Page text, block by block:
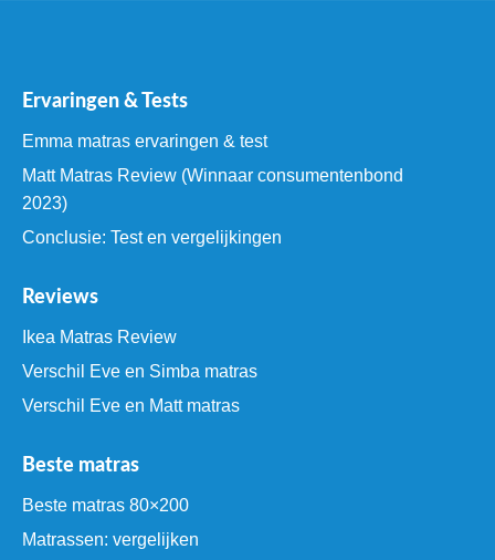
Ervaringen & Tests
Emma matras ervaringen & test
Matt Matras Review (Winnaar consumentenbond
2023)
Conclusie: Test en vergelijkingen
Reviews
Ikea Matras Review
Verschil Eve en Simba matras
Verschil Eve en Matt matras
Beste matras
Beste matras 80×200
Matrassen: vergelijken